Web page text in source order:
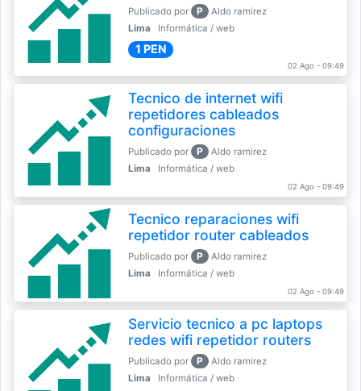
Publicado por P
Aldo ramirez
Lima
Informática / web
1 PEN
02 Ago - 09:49
Tecnico de internet wifi
repetidores cableados
configuraciones
Publicado por P
Aldo ramirez
Lima
Informática / web
02 Ago - 09:49
Tecnico reparaciones wifi
repetidor router cableados
Publicado por P
Aldo ramirez
Lima
Informática / web
02 Ago - 09:49
Servicio tecnico a pc laptops
redes wifi repetidor routers
Publicado por P
Aldo ramirez
Lima
Informática / web